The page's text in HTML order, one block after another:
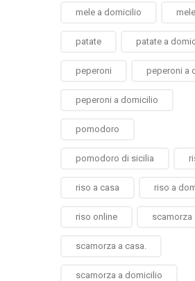
mele a domicilio
patate patate a
peperoni peperoni a
peperoni a domicilio
pomodoro
pomodoro di sicilia
riso a casa riso a
riso online scamorza
scamorza a casa.
scamorza a domicilio